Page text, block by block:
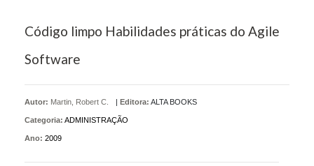
Código limpo Habilidades práticas do Agile
Software
Autor: Martin, Robert C. | Editora: ALTA BOOKS
Categoria: ADMINISTRAÇÃO
Ano: 2009